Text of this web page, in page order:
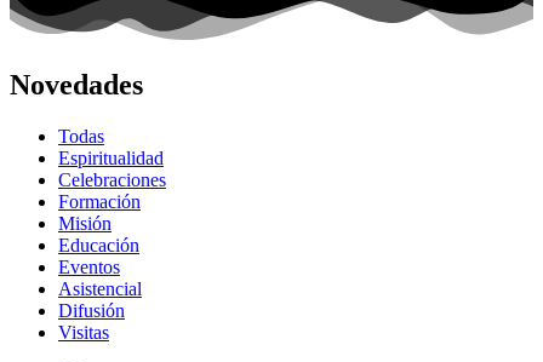
Novedades
Todas
Espiritualidad
Celebraciones
Formación
Misión
Educación
Eventos
Asistencial
Difusión
Visitas